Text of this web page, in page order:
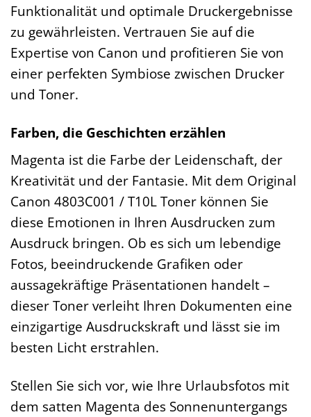
Funktionalität und optimale Druckergebnisse
zu gewährleisten. Vertrauen Sie auf die
Expertise von Canon und profitieren Sie von
einer perfekten Symbiose zwischen Drucker
und Toner.
Farben, die Geschichten erzählen
Magenta ist die Farbe der Leidenschaft, der
Kreativität und der Fantasie. Mit dem Original
Canon 4803C001 / T10L Toner können Sie
diese Emotionen in Ihren Ausdrucken zum
Ausdruck bringen. Ob es sich um lebendige
Fotos, beeindruckende Grafiken oder
aussagekräftige Präsentationen handelt –
dieser Toner verleiht Ihren Dokumenten eine
einzigartige Ausdruckskraft und lässt sie im
besten Licht erstrahlen.
Stellen Sie sich vor, wie Ihre Urlaubsfotos mit
dem satten Magenta des Sonnenuntergangs